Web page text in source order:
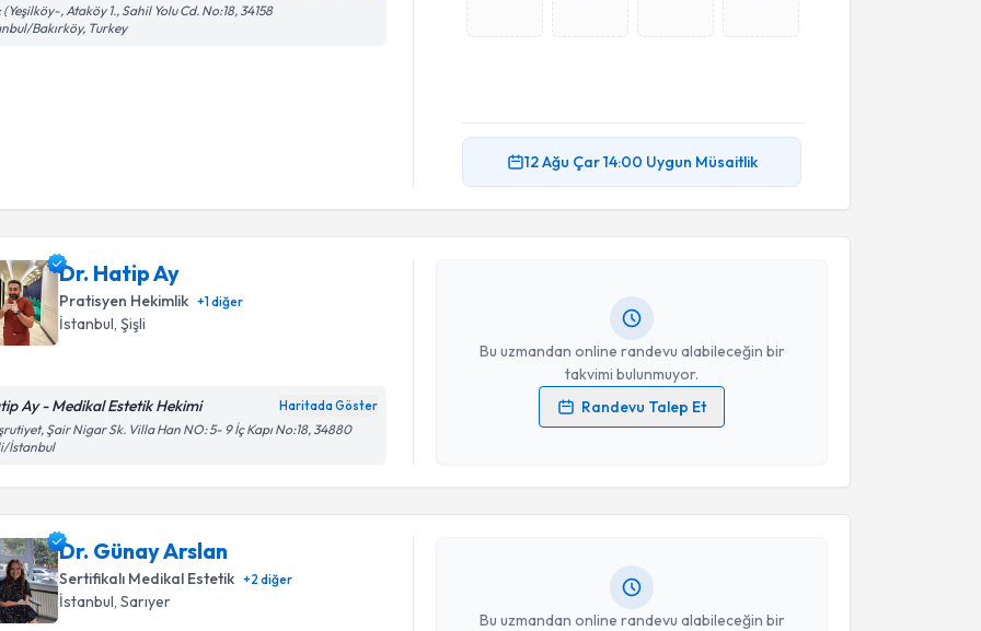
(Yeşilköy-, Ataköy 1., Sahil Yolu Cd. No:18, 34158
Bakırköy, Turkey
12 Ağu Çar14:00 Uygun Müsaitlik
Dr. Hatip Ay
Pratisyen Hekimlik +1diğer
İstanbul , Şişli
Ay - Medikal Estetik Hekimi Haritada Göster
Şair Nigar Sk. Villa Han NO: 5- 9 İç Kapı No:18, 34880
İstanbul
Bu uzmandan online randevu alabileceğin bir
takvimi bulunmuyor.
Randevu Talep Et
Randevu Takvimi Talebi
Dr. Hatip Ayiçin randevu takvimi talebi oluşturun. Size bu
uzmandan randevu almanız için bir takvim hazırlandığında e-
Kişisel verilerimin işlenmesine ilişkinAydınlatma Metni
Dr. Günay Arslan
Sertifikalı Medikal Estetik +2 diğer
İstanbul , Sarıyer
Bu uzmandan online randevu alabileceğin bir
Randevu Takvimi Talebi